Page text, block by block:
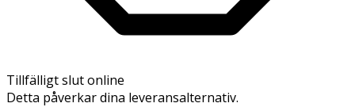
Tillfälligt slut online
Detta påverkar dina leveransalternativ.